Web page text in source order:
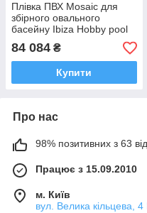
Плівка ПВХ Mosaic для
збірного овального
басейну Ibiza Hobby pool
12 х 6 х 1.5 м
84 084 ₴
Купити
Про нас
98% позитивних з 63
Працює з 15.09.2010
м. Київ
вул. Велика кільцева,